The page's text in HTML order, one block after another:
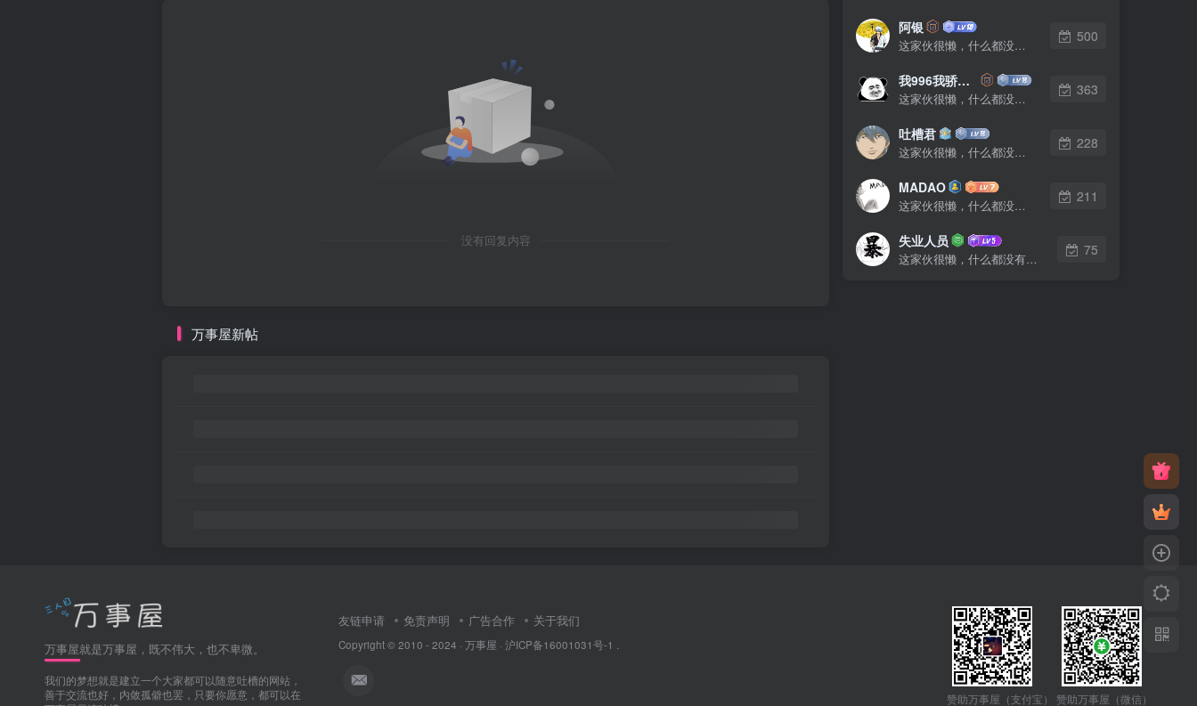
没有回复内容
万事屋新帖
阿银
这家伙很懒，什么都没有写...
500
我996我骄傲了么
这家伙很懒，什么都没有写...
363
吐槽君
这家伙很懒，什么都没有写...
228
MADAO
这家伙很懒，什么都没有写...
211
失业人员
这家伙很懒，什么都没有写...
75
万事屋就是万事屋，既不伟大，也不卑微。
我们的梦想就是建立一个大家都可以随意吐槽的网站，
善于交流也好，内敛孤僻也罢，只要你愿意，都可以在
友链申请 免责声明 广告合作 关于我们
Copyright © 2010 - 2024 · 万事屋 · 沪ICP备16001031号-1
赞助万事屋（支付宝） 赞助万事屋（微信）